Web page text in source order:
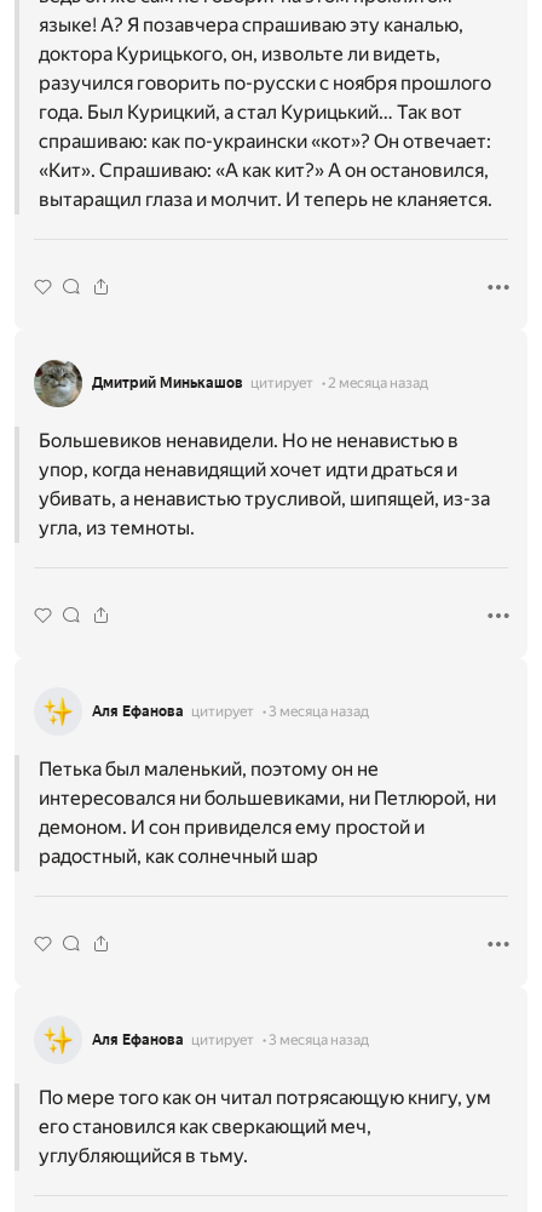
языке! А? Я позавчера спрашиваю эту каналью,
доктора Курицького, он, извольте ли видеть,
разучился говорить по-русски с ноября прошлого
года. Был Курицкий, а стал Курицький… Так вот
спрашиваю: как по-украински «кот»? Он отвечает:
«Кит». Спрашиваю: «А как кит?» А он остановился,
вытаращил глаза и молчит. И теперь не кланяется.
Дмитрий Минькашов цитирует 2 месяца назад
Большевиков ненавидели. Но не ненавистью в
упор, когда ненавидящий хочет идти драться и
убивать, а ненавистью трусливой, шипящей, из-за
угла, из темноты.
Аля Ефанова цитирует 3 месяца назад
Петька был маленький, поэтому он не
интересовался ни большевиками, ни Петлюрой, ни
демоном. И сон привиделся ему простой и
радостный, как солнечный шар
Аля Ефанова цитирует 3 месяца назад
По мере того как он читал потрясающую книгу, ум
его становился как сверкающий меч,
углубляющийся в тьму.